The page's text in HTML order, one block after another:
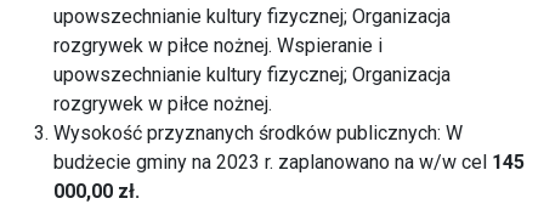
upowszechnianie kultury fizycznej; Organizacja
rozgrywek w piłce nożnej. Wspieranie i
upowszechnianie kultury fizycznej; Organizacja
rozgrywek w piłce nożnej.
Wysokość przyznanych środków publicznych: W
budżecie gminy na 2023 r. zaplanowano na w/w cel 145
000,00 zł.